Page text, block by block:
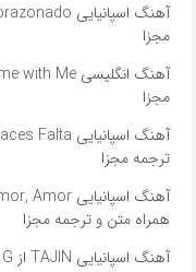
مجزا
مجزا
ترجمه مجزا
همراه متن و ترجمه مجزا